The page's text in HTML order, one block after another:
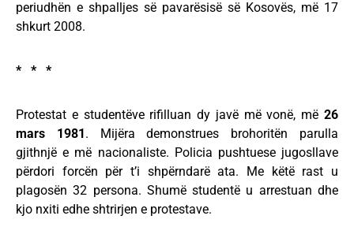
periudhën e shpalljes së pavarësisë së Kosovës, më 17
shkurt 2008.
* * *
Protestat e studentëve rifilluan dy javë më vonë, më 26
mars 1981. Mijëra demonstrues brohoritën parulla
gjithnjë e më nacionaliste. Policia pushtuese jugosllave
përdori forcën për t’i shpërndarë ata. Me këtë rast u
plagosën 32 persona. Shumë studentë u arrestuan dhe
kjo nxiti edhe shtrirjen e protestave.